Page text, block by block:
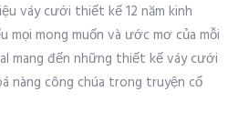
váy cưới thiết kế 12 năm kinh
mọi mong muốn và ước mơ của mỗi
mang đến những thiết kế váy cưới
nàng công chúa trong truyện cổ